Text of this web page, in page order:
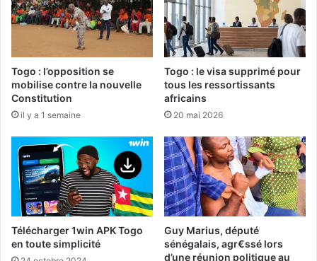
Togo : l’opposition se
mobilise contre la nouvelle
Constitution
il y a 1 semaine
Togo : le visa supprimé pour
tous les ressortissants
africains
20 mai 2026
Télécharger 1win APK Togo
en toute simplicité
Guy Marius, député
sénégalais, agr€ssé lors
d’une réunion politique au